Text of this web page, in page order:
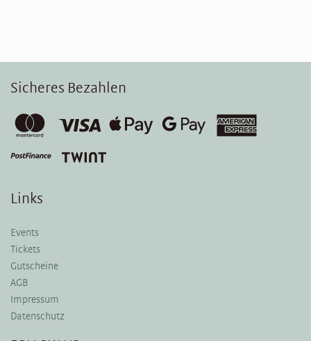
Sicheres Bezahlen
Links
Events
Tickets
Gutscheine
AGB
Impressum
Datenschutz